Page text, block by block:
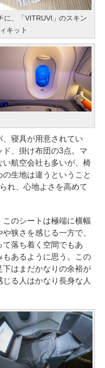
に、「VITRUVI」のスキン
キット
寝具が用意されてい
、掛け布団の3点。マ
航空会社も多いが、椅
生地は違うということ
れ、心地よさを高めて
のシートは極端に横幅
狭さを感じる一方で、
落ち着く空間でもあ
あるように思う。この
はまだかなりの余裕が
る人はかなり長身な人